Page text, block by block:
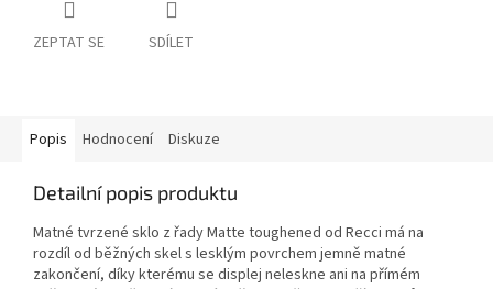
ZEPTAT SE SDÍLET
Popis Hodnocení Diskuze
Detailní popis produktu
Matné tvrzené sklo z řady Matte toughened od Recci má na
rozdíl od běžných skel s lesklým povrchem jemně matné
zakončení, díky kterému se displej neleskne ani na přímém